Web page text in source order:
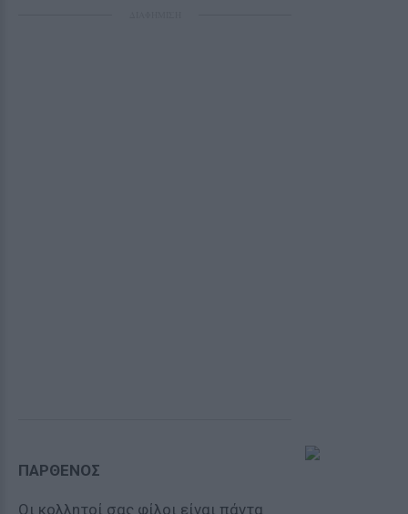
ΠΑΡΘΕΝΟΣ
Οι κολλητοί σας φίλοι είναι πάντα